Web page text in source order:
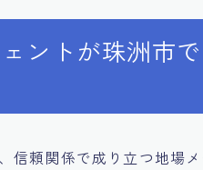
ントが珠洲市
信頼関係で成り立つ地場